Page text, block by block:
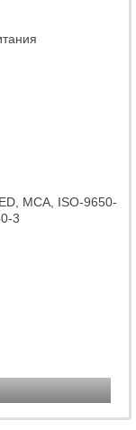
MCA, ISO-9650-
3